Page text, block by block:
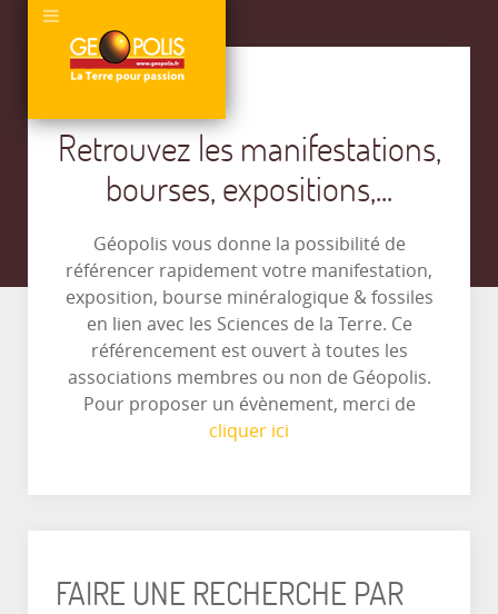
Retrouvez les manifestations,
bourses, expositions,...
Géopolis vous donne la possibilité de
référencer rapidement votre manifestation,
exposition, bourse minéralogique & fossiles
en lien avec les Sciences de la Terre. Ce
référencement est ouvert à toutes les
associations membres ou non de Géopolis.
Pour proposer un évènement, merci de
cliquer ici
FAIRE UNE RECHERCHE PAR